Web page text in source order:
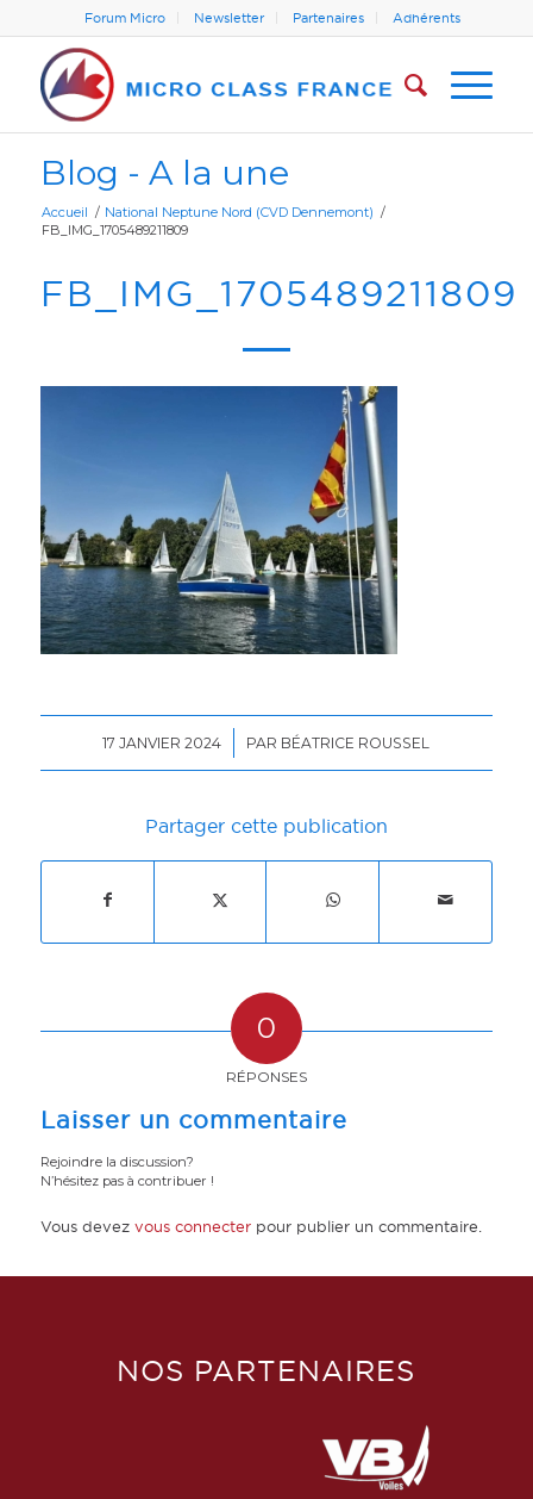
Forum Micro Newsletter Partenaires Adhérents
Blog - A la une
Accueil / National Neptune Nord (CVD Dennemont) /
FB_IMG_1705489211809
FB_IMG_1705489211809
17 JANVIER 2024
/ PAR BÉATRICE ROUSSEL
Partager cette publication
0
RÉPONSES
Laisser un commentaire
Rejoindre la discussion?
N’hésitez pas à contribuer !
Vous devez vous connecterpour publier un commentaire.
NOS PARTENAIRES